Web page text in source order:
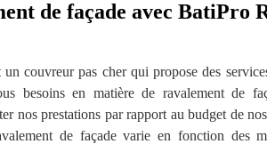
de façade avec BatiPro
couvreur pas cher qui propose des
besoins en matière de ravalement de
nos prestations par rapport au budget de
de façade varie en fonction des